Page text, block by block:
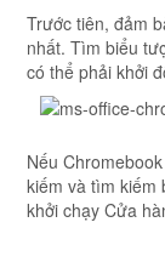
Trước tiên, đảm
nhất. Tìm biểu
có thể phải khởi
Nếu
kiếm và tìm kiếm
khởi chạy Cửa